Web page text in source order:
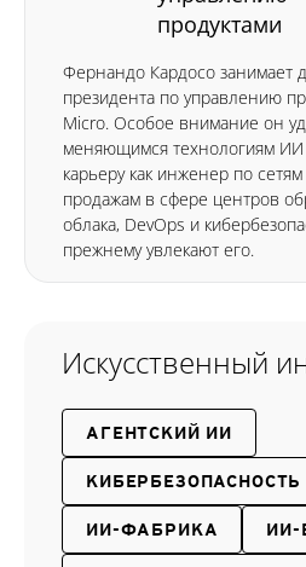
продуктами
Фернандо Кардосо занимает
президента по управлению
Micro. Особое внимание он
меняющимся технологиям
карьеру как инженер по
продажам в сфере центров
облака, DevOps и
прежнему увлекают его.
Искусственный
АГЕНТСКИЙ ИИ
ИИ-ФАБРИКА ИИ-